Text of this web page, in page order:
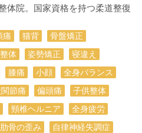
体院。国家資格を持つ柔道整復
痛 猫背
骨盤矯正
整体 姿勢矯正
寝違え
膝痛 小顔
全身バランス
関節痛 偏頭痛
子供整体
頸椎ヘルニア
全身疲労
肋骨の歪み
自律神経失調症